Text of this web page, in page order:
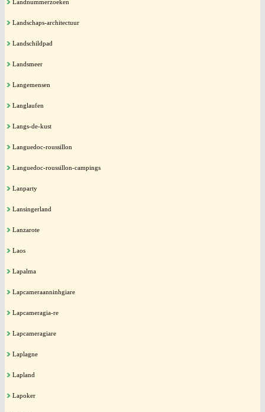
Landnummerzoeken
Landschaps-architectuur
Landschildpad
Landsmeer
Langemensen
Langlaufen
Langs-de-kust
Languedoc-roussillon
Languedoc-roussillon-campings
Lanparty
Lansingerland
Lanzarote
Laos
Lapalma
Lapcameraanninhgiare
Lapcameragia-re
Lapcameragiare
Laplagne
Lapland
Lapoker